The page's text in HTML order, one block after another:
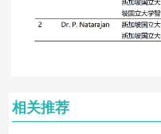
相关推荐